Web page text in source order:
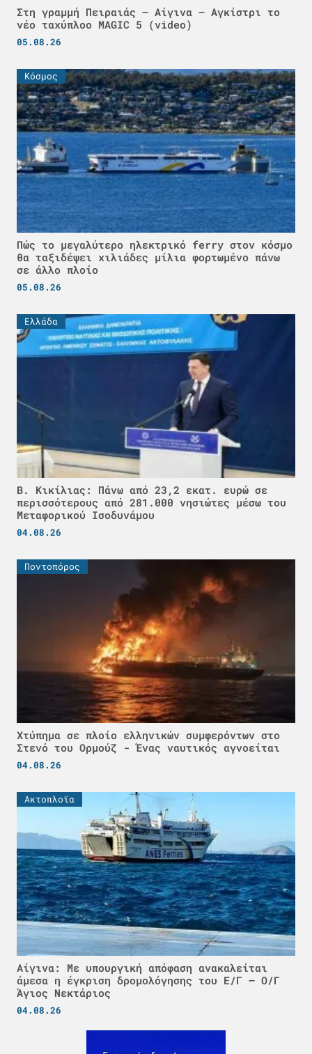
Στη γραμμή Πειραιάς – Αίγινα – Αγκίστρι το
νέο ταχύπλοο MAGIC 5 (video)
05.08.26
Κόσμος
Πώς το μεγαλύτερο ηλεκτρικό ferry στον κόσμο
θα ταξιδέψει χιλιάδες μίλια φορτωμένο πάνω
σε άλλο πλοίο
05.08.26
Ελλάδα
Β. Κικίλιας: Πάνω από 23,2 εκατ. ευρώ σε
περισσότερους από 281.000 νησιώτες μέσω του
Μεταφορικού Ισοδυνάμου
04.08.26
Ποντοπόρος
Χτύπημα σε πλοίο ελληνικών συμφερόντων στο
Στενό του Ορμούζ - Ένας ναυτικός αγνοείται
04.08.26
Ακτοπλοϊα
Αίγινα: Με υπουργική απόφαση ανακαλείται
άμεσα η έγκριση δρομολόγησης του Ε/Γ – Ο/Γ
Άγιος Νεκτάριος
04.08.26